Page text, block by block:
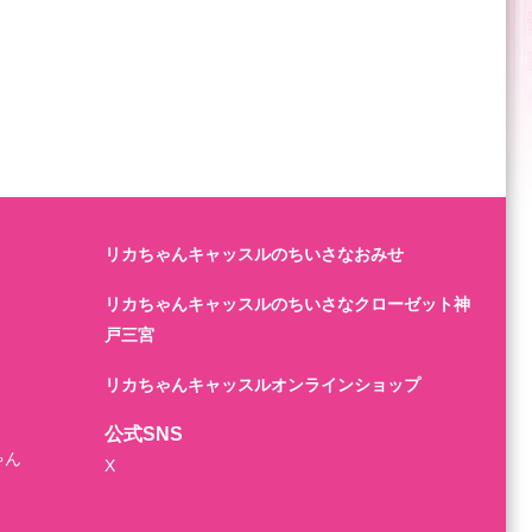
ん
リカちゃんキャッスルのちいさなおみせ
リカちゃんキャッスルのちいさなクローゼット神
戸三宮
リカちゃんキャッスルオンラインショップ
公式SNS
X